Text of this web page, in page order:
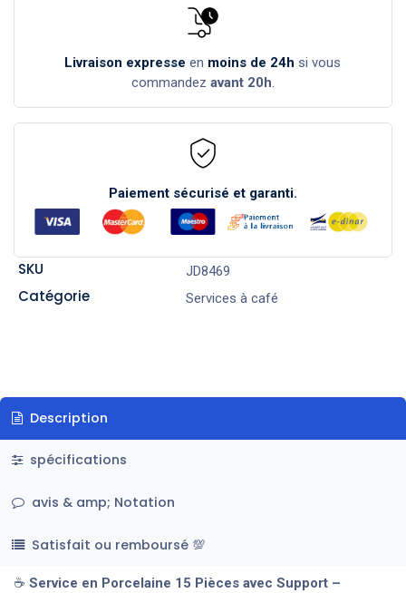
Livraison expresse en moins de 24h si vous
commandez avant 20h.
Paiement sécurisé et garanti.
SKU JD8469
Catégorie Services à café
Description
spécifications
avis & amp; Notation
Satisfait ou remboursé 💯
☕ Service en Porcelaine 15 Pièces avec Support –